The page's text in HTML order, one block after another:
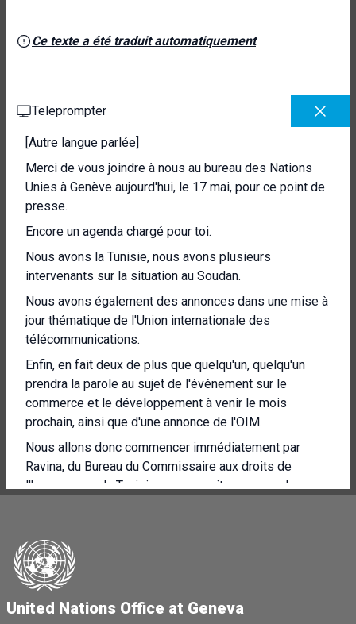
Ce texte a été traduit automatiquement
Teleprompter
[Autre langue parlée]
Merci de vous joindre à nous au bureau des Nations
Unies à Genève aujourd'hui, le 17 mai, pour ce point de
presse.
Encore un agenda chargé pour toi.
Nous avons la Tunisie, nous avons plusieurs
intervenants sur la situation au Soudan.
Nous avons également des annonces dans une mise à
jour thématique de l'Union internationale des
télécommunications.
Enfin, en fait deux de plus que quelqu'un, quelqu'un
prendra la parole au sujet de l'événement sur le
commerce et le développement à venir le mois
prochain, ainsi que d'une annonce de l'OIM.
Nous allons donc commencer immédiatement par
Ravina, du Bureau du Commissaire aux droits de
l'homme pour la Tunisie, pour ensuite nous rendre
Bonjour à tous.
[Autre langue parlée]
Nous sommes très préoccupés par le ciblage accru en
United Nations Office at Geneva